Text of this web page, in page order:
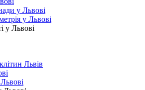
у Львові
у Львові
у Львові
Львів